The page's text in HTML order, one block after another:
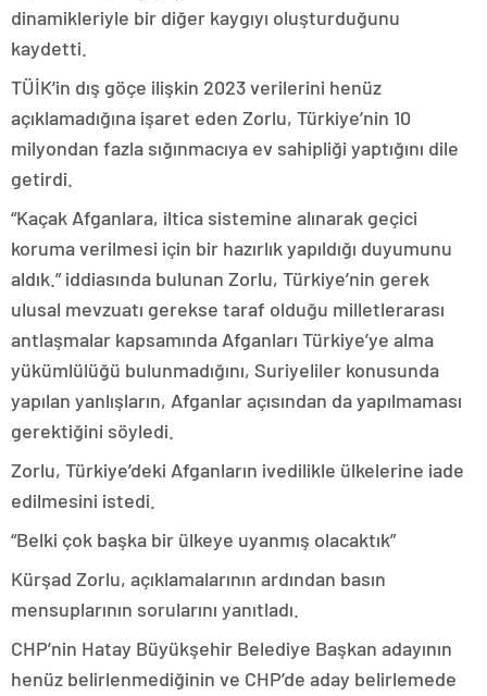
dinamikleriyle bir diğer kaygıyı oluşturduğunu
kaydetti.
TÜİK’in dış göçe ilişkin 2023 verilerini henüz
açıklamadığına işaret eden Zorlu, Türkiye’nin 10
milyondan fazla sığınmacıya ev sahipliği yaptığını dile
getirdi.
“Kaçak Afganlara, iltica sistemine alınarak geçici
koruma verilmesi için bir hazırlık yapıldığı duyumunu
aldık.” iddiasında bulunan Zorlu, Türkiye’nin gerek
ulusal mevzuatı gerekse taraf olduğu milletlerarası
antlaşmalar kapsamında Afganları Türkiye’ye alma
yükümlülüğü bulunmadığını, Suriyeliler konusunda
yapılan yanlışların, Afganlar açısından da yapılmaması
gerektiğini söyledi.
Zorlu, Türkiye’deki Afganların ivedilikle ülkelerine iade
edilmesini istedi.
“Belki çok başka bir ülkeye uyanmış olacaktık”
Kürşad Zorlu, açıklamalarının ardından basın
mensuplarının sorularını yanıtladı.
CHP’nin Hatay Büyükşehir Belediye Başkan adayının
henüz belirlenmediğinin ve CHP’de aday belirlemede